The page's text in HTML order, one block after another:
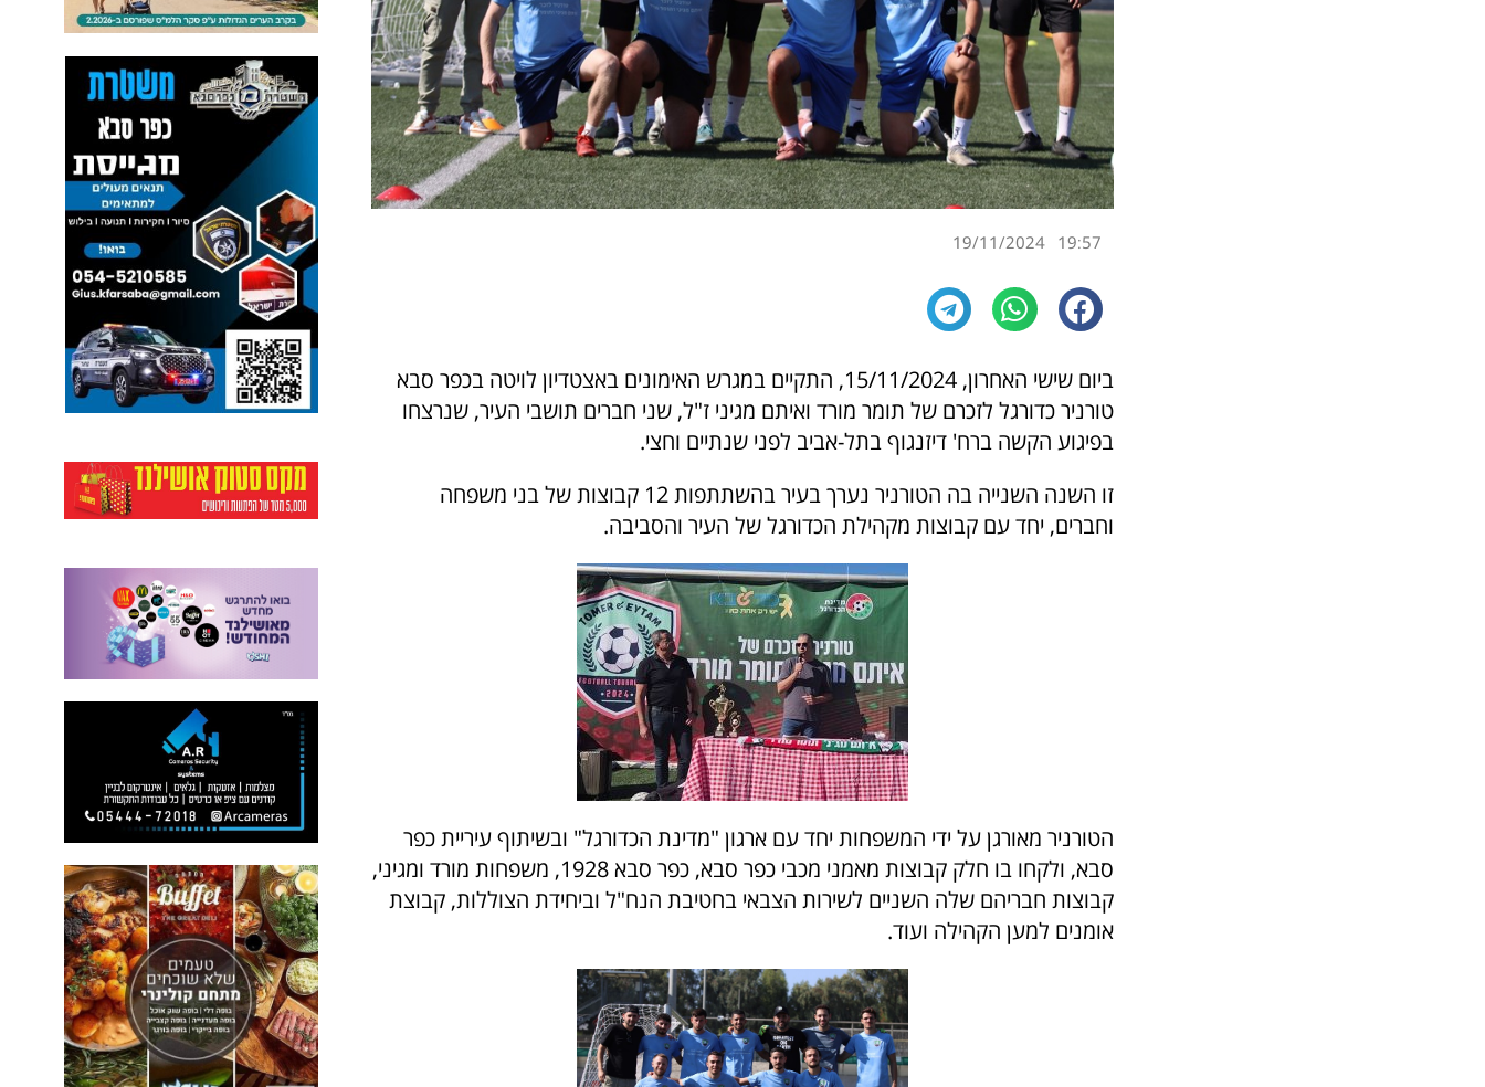
19:57
19/11/2024
ביום שישי האחרון, 15/11/2024, התקיים במגרש האימונים באצטדיון לויטה בכפר סבא
טורניר כדורגל לזכרם של תומר מורד ואיתם מגיני ז"ל, שני חברים תושבי העיר, שנרצחו
בפיגוע הקשה ברח' דיזנגוף בתל-אביב לפני שנתיים וחצי.
זו השנה השנייה בה הטורניר נערך בעיר בהשתתפות 12 קבוצות של בני משפחה
וחברים, יחד עם קבוצות מקהילת הכדורגל של העיר והסביבה.
הטורניר מאורגן על ידי המשפחות יחד עם ארגון "מדינת הכדורגל" ובשיתוף עיריית כפר
סבא, ולקחו בו חלק קבוצות מאמני מכבי כפר סבא, כפר סבא 1928, משפחות מורד ומגיני,
קבוצות חבריהם שלה השניים לשירות הצבאי בחטיבת הנח"ל וביחידת הצוללות, קבוצת
אומנים למען הקהילה ועוד.